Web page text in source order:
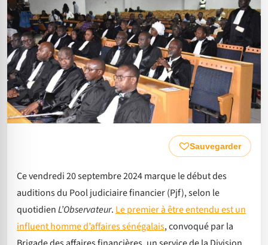
Sauvegarder
Ce vendredi 20 septembre 2024 marque le début des
auditions du Pool judiciaire financier (Pjf), selon le
quotidienL’Observateur. Le premier à être entendu est un
influent homme d’affaires sénégalais, convoqué par la